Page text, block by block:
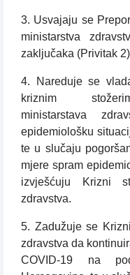
3. Usvajaju se
ministarstva
zaključaka (Privitak
4. Nareduje se
kriznim
ministarstava
epidemiološku
te u slučaju
mjere spram
izvješćuju Krizni
zdravstva.
5. Zadužuje se
zdravstva da
COVID-19 na